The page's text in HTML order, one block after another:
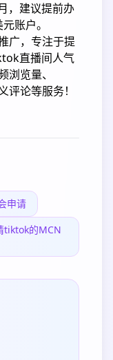
，建议提前办
账户。
广，专注于提
直播间人气
览量、
论等服务！
申请
tiktok的MCN